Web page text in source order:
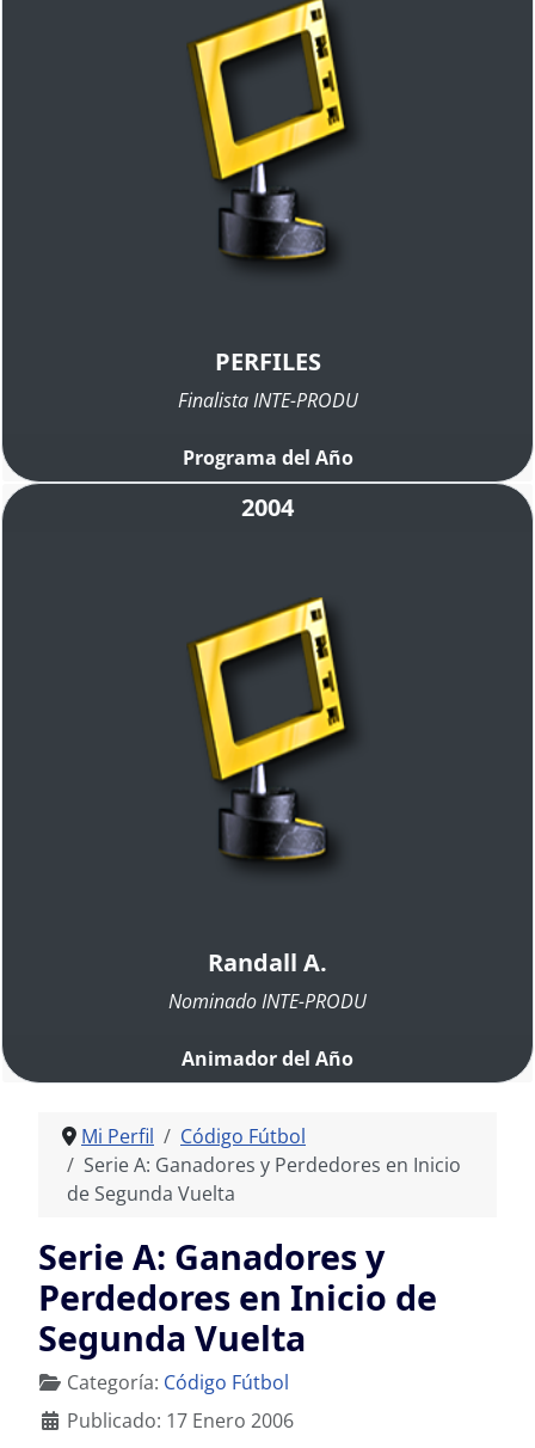
PERFILES
Finalista INTE-PRODU
Programa del Año
2004
Randall A.
Nominado INTE-PRODU
Animador del Año
Mi Perfil
Código Fútbol
Serie A: Ganadores y Perdedores en Inicio
de Segunda Vuelta
Serie A: Ganadores y
Perdedores en Inicio de
Segunda Vuelta
Detalles
Categoría: Código Fútbol
Publicado: 17 Enero 2006